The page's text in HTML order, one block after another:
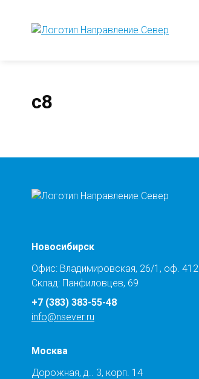
с8
Новосибирск
Офис: Владимировская, 26/1, оф. 412
Склад: Панфиловцев, 69
+7 (383) 383-55-48
info@nsever.ru
Москва
Дорожная, д.. 3, корп. 14